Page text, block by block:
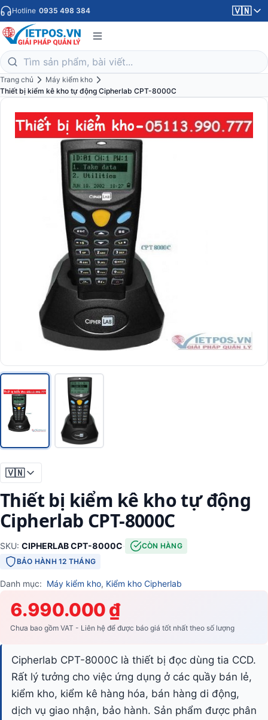
Hotline 0935 498 384 🇻🇳
Trang chủ
Máy kiểm kho
Thiết bị kiểm kê kho tự động Cipherlab CPT-8000C
🇻🇳
Thiết bị kiểm kê kho tự động
Cipherlab CPT-8000C
SKU: CIPHERLAB CPT-8000C·
CÒN HÀNG
BẢO HÀNH 12 THÁNG
Danh mục: Máy kiểm kho, Kiểm kho Cipherlab
6.990.000 ₫
Chưa bao gồm VAT - Liên hệ để được báo giá tốt nhất theo số lượng
Cipherlab CPT-8000C là thiết bị đọc dùng tia CCD.
Rất lý tưởng cho việc ứng dụng ở các quầy bán lẻ,
kiểm kho, kiểm kê hàng hóa, bán hàng di động,
dịch vụ giao nhận, bảo hành. Sản phẩm được phân